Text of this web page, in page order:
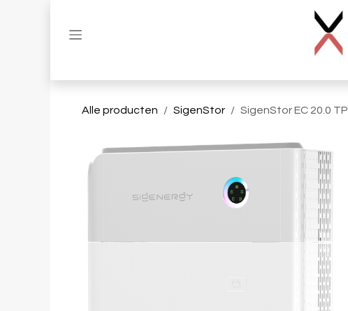
Alle producten SigenStor SigenStor EC 20.0 TP